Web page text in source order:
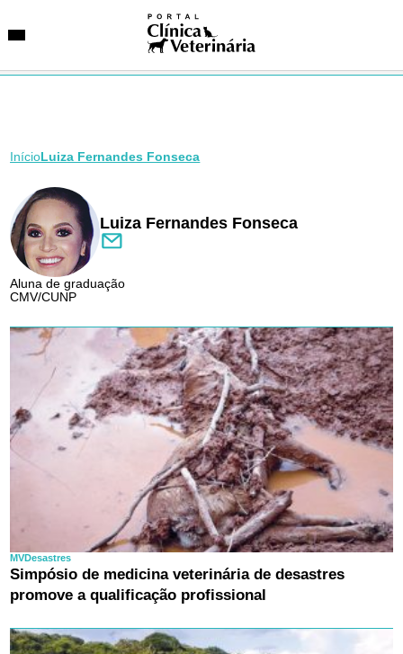
SUGESTÕES DE BUSCA
Início Luiza Fernandes Fonseca
Luiza Fernandes Fonseca
Aluna de graduação
CMV/CUNP
MVDesastres
Simpósio de medicina veterinária de desastres
promove a qualificação profissional